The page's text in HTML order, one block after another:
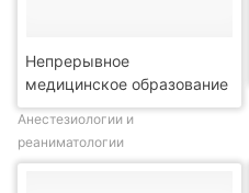
Непрерывное
медицинское образование
Анестезиологии и
реаниматологии